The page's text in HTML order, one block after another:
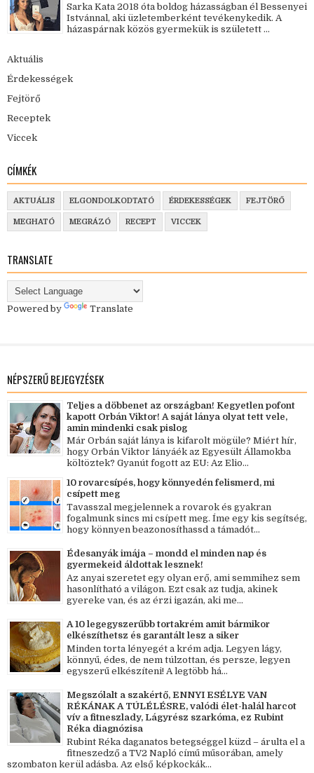
Sarka Kata 2018 óta boldog házasságban él Bessenyei
Istvánnal, aki üzletemberként tevékenykedik. A
házaspárnak közös gyermekük is született ...
Aktuális
Érdekességek
Fejtörő
Receptek
Viccek
CÍMKÉK
AKTUÁLIS ELGONDOLKODTATÓ ÉRDEKESSÉGEK FEJTÖRŐ
MEGHATÓ MEGRÁZÓ RECEPT VICCEK
TRANSLATE
Powered by Translate
NÉPSZERŰ BEJEGYZÉSEK
Teljes a döbbenet az országban! Kegyetlen pofont
kapott Orbán Viktor! A saját lánya olyat tett vele,
amin mindenki csak pislog
Már Orbán saját lánya is kifarolt mögüle? Miért hír,
hogy Orbán Viktor lányáék az Egyesült Államokba
költöztek? Gyanút fogott az EU: Az Elio...
10 rovarcsípés, hogy könnyedén felismerd, mi
csípett meg
Tavasszal megjelennek a rovarok és gyakran
fogalmunk sincs mi csípett meg. Íme egy kis segítség,
hogy könnyen beazonosíthassd a támadót...
Édesanyák imája – mondd el minden nap és
gyermekeid áldottak lesznek!
Az anyai szeretet egy olyan erő, ami semmihez sem
hasonlítható a világon. Ezt csak az tudja, akinek
gyereke van, és az érzi igazán, aki me...
A 10 legegyszerűbb tortakrém amit bármikor
elkészíthetsz és garantált lesz a siker
Minden torta lényegét a krém adja. Legyen lágy,
könnyű, édes, de nem túlzottan, és persze, legyen
egyszerű elkészíteni! A legtöbb há...
Megszólalt a szakértő, ENNYI ESÉLYE VAN
RÉKÁNAK A TÚLÉLÉSRE, valódi élet-halál harcot
vív a fitneszlady, Lágyrész szarkóma, ez Rubint
Réka diagnózisa
Rubint Réka daganatos betegséggel küzd – árulta el a
fitneszedző a TV2 Napló című műsorában, amely
szombaton kerül adásba. Az első képkockák...